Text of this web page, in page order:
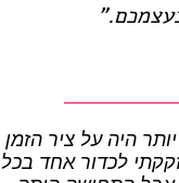
היה על ציר הזמן
לכדור אחד בכל